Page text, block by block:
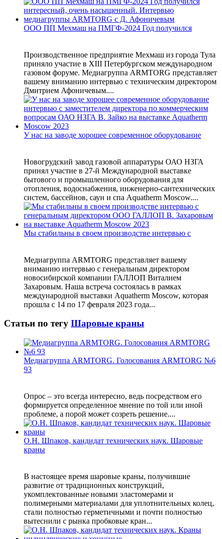
ООО ПП Мехмаш на ПМГФ-2024 Год получился
Производственное предприятие Мехмаш из города Тула
приняло участие в XIII Петербургском международном
газовом форуме. Медиагруппа ARMTORG представляет
вашему вниманию интервью с техническим директором
Дмитрием Афоничевым....
У нас на заводе хорошее современное оборудование
Новогрудский завод газовой аппаратуры ОАО НЗГА
принял участие в 27-й Международной выставке
бытового и промышленного оборудования для
отопления, водоснабжения, инженерно-сантехнических
систем, бассейнов, саун и спа Aquatherm Moscow....
Мы стабильны в своем производстве интервью с
Медиагруппа ARMTORG представляет вашему
вниманию интервью с генеральным директором
новосибирской компании ГАЛЛОП Виталием
Захаровым. Наша встреча состоялась в рамках
международной выставки Aquatherm Moscow, которая
прошла с 14 по 17 февраля 2023 года...
Статьи по тегу Шаровые краны
Медиагруппа ARMTORG. Голосования ARMTORG №6
93
Опрос – это всегда интересно, ведь посредством его
формируется определенное мнение по той или иной
проблеме, а порой может созреть решение....
О.Н. Шпаков, кандидат технических наук. Шаровые
краны
В настоящее время шаровые краны, получившие
развитие от традиционных конструкций,
укомплектованные новыми эластомерами и
полимерными материалами для уплотнительных колец,
стали полностью герметичными и почти полностью
вытеснили с рынка пробковые кран...